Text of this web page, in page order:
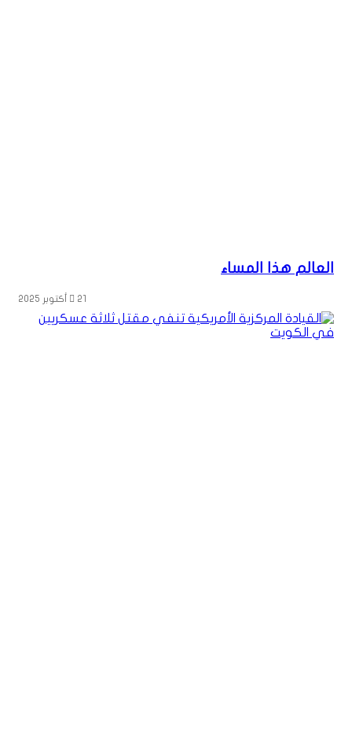
العالم هذا المساء
21 أكتوبر 2025